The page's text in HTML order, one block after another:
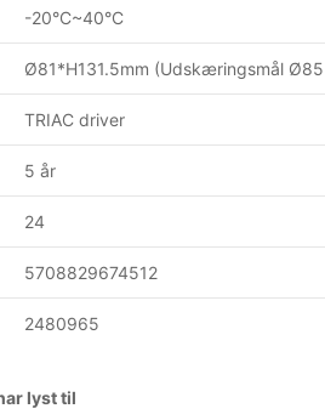
-20°C~40°C
Ø81*H131.5mm (Udskæringsmål
TRIAC driver
5 år
24
5708829674512
2480965
lyst til